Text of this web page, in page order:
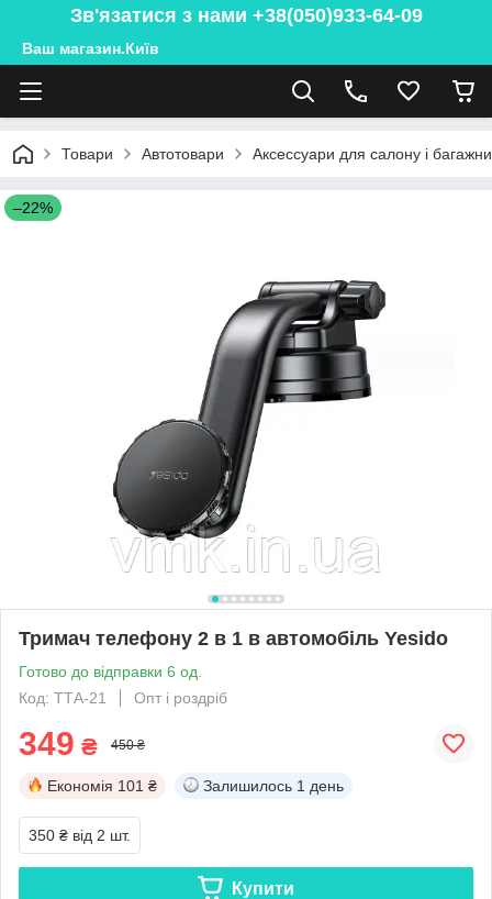
Зв'язатися з нами +38(050)933-64-09
Ваш магазин.Київ
Товари Автотовари Аксессуари для салону і
–22%
Тримач телефону 2 в 1 в автомобіль Yesido
Готово до відправки 6 од.
Код: ТТА-21
Опт і роздріб
349 ₴ 450 ₴
Економія 101 ₴ Залишилось 1 день
350 ₴ від 2 шт.
Купити